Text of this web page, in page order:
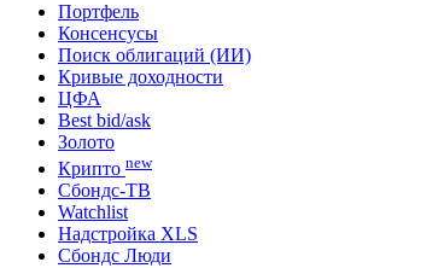
Портфель
Консенсусы
Поиск облигаций (ИИ)
Кривые доходности
ЦФА
Best bid/ask
Золото
Крипто new
Сбондс-ТВ
Watchlist
Надстройка XLS
Сбондс Люди